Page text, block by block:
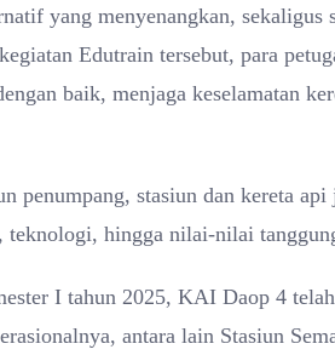
yang menyenangkan, sekaligus
Edutrain tersebut, para
baik, menjaga keselamatan
penumpang, stasiun dan kereta
teknologi, hingga nilai-nilai
I tahun 2025, KAI Daop 4
antara lain Stasiun